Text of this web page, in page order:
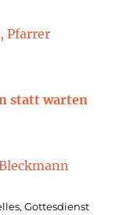
Pfarrer
statt warten
,Gottesdienst